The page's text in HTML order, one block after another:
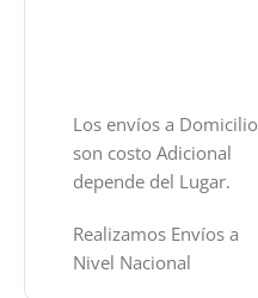
Los envíos a Domicilio
son costo Adicional
depende del Lugar.
Realizamos Envíos a
Nivel Nacional